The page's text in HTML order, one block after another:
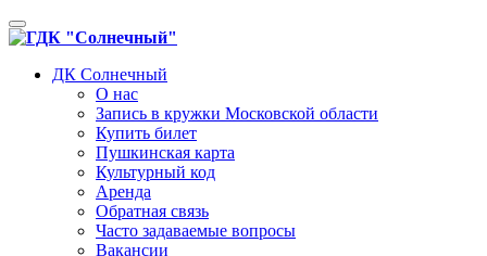
Toggle
navigation
ДК Солнечный
О нас
Запись в кружки Московской области
Купить билет
Пушкинская карта
Культурный код
Аренда
Обратная связь
Часто задаваемые вопросы
Вакансии